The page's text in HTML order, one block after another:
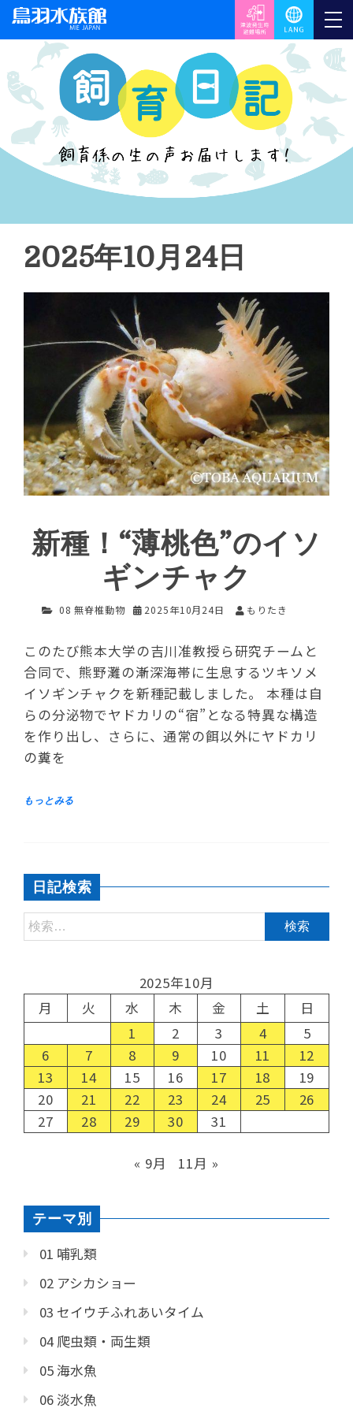
2025年10月24日
新種！“薄桃色”のイソ
ギンチャク
08 無脊椎動物 2025年10月24日 もりたき
このたび熊本大学の吉川准教授ら研究チームと
合同で、熊野灘の漸深海帯に生息するツキソメ
イソギンチャクを新種記載しました。 本種は自
らの分泌物でヤドカリの“宿”となる特異な構造
を作り出し、さらに、通常の餌以外にヤドカリ
の糞を
日記検索
2025年10月
月
火 水 木 金 土
日
1
2 3 4
5
6
7 8 9 10 11
12
13
14 15 16 17 18
19
20
21 22 23 24 25
26
27
28 29 30 31
« 9月 11月 »
テーマ別
01 哺乳類
02 アシカショー
03 セイウチふれあいタイム
04 爬虫類・両生類
05 海水魚
06 淡水魚